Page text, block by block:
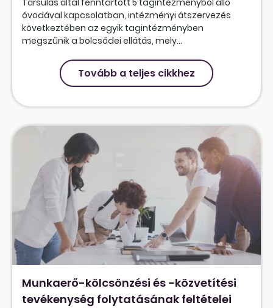
óvodával kapcsolatban, intézményi átszervezés
következtében az egyik tagintézményben
megszűnik a bölcsődei ellátás, mely...
Tovább a teljes cikkhez
Munkaerő-kölcsönzési és -közvetítési
tevékenység folytatásának feltételei